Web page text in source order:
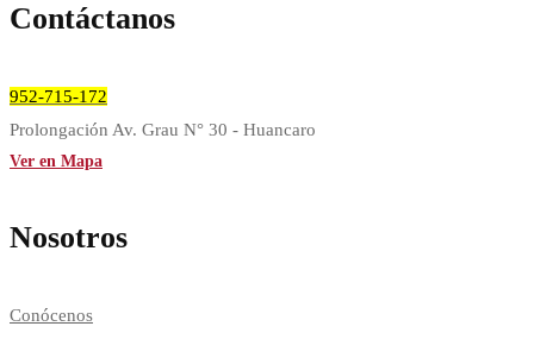
Contáctanos
952-715-172
Prolongación Av. Grau N° 30 - Huancaro
Ver en Mapa
Nosotros
Conócenos